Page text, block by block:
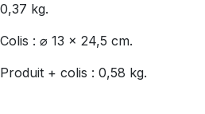
0,37 kg.
Colis : ⌀ 13 x 24,5 cm.
Produit + colis : 0,58 kg.